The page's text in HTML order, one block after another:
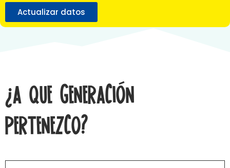
Actualizar datos
¿A que generación
pertenezco?